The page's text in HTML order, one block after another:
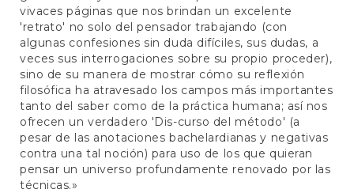
vivaces páginas que nos brindan un excelente
'retrato' no solo del pensador trabajando (con
algunas confesiones sin duda difíciles, sus dudas, a
veces sus interrogaciones sobre su propio proceder),
sino de su manera de mostrar cómo su reflexión
filosófica ha atravesado los campos más importantes
tanto del saber como de la práctica humana; así nos
ofrecen un verdadero 'Dis-curso del método' (a
pesar de las anotaciones bachelardianas y negativas
contra una tal noción) para uso de los que quieran
pensar un universo profundamente renovado por las
técnicas.»